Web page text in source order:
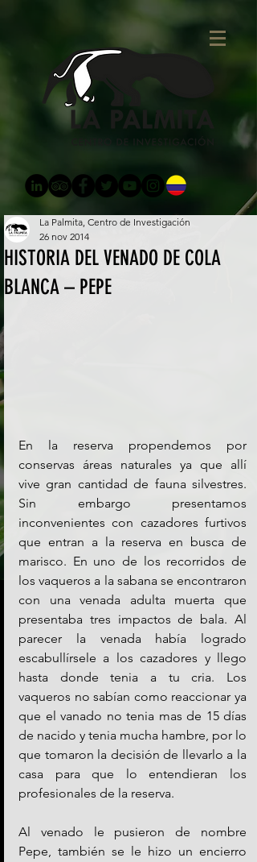
HISTORIA DEL VENADO DE COLA
BLANCA – PEPE
La Palmita, Centro de Investigación
26 nov 2014
En la reserva propendemos por
conservas áreas naturales ya que allí
vive gran cantidad de fauna silvestres.
Sin embargo presentamos
inconvenientes con cazadores furtivos
que entran a la reserva en busca de
marisco. En uno de los recorridos de
los vaqueros a la sabana se encontraron
con una venada adulta muerta que
presentaba tres impactos de bala. Al
parecer la venada había logrado
escabullírsele a los cazadores y llego
hasta donde tenia a tu cria. Los
vaqueros no sabían como reaccionar ya
que el vanado no tenia mas de 15 días
de nacido y tenia mucha hambre, por lo
que tomaron la decisión de llevarlo a la
casa para que lo entendieran los
profesionales de la reserva.
Al venado le pusieron de nombre
Pepe, también se le hizo un encierro